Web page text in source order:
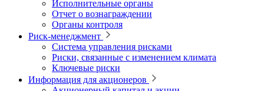
Исполнительные органы
Отчет о вознаграждении
Органы контроля
Риск-менеджмент
Система управления рисками
Риски, связанные с изменением климата
Ключевые риски
Информация для акционеров